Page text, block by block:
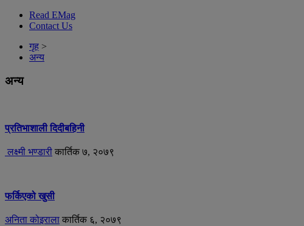
Read EMag
Contact Us
गृह >
अन्य
अन्य
प्रतिभाशाली दिदीबहिनी
लक्ष्मी भण्डारी कार्तिक ७, २०७९
फर्किएको खुसी
अनिता कोइराला कार्तिक ६, २०७९